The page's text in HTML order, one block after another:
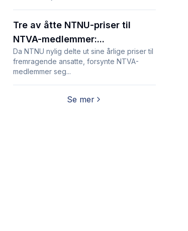
Tre av åtte NTNU-priser til
NTVA-medlemmer:...
Da NTNU nylig delte ut sine årlige priser til
fremragende ansatte, forsynte NTVA-
medlemmer seg...
Se mer